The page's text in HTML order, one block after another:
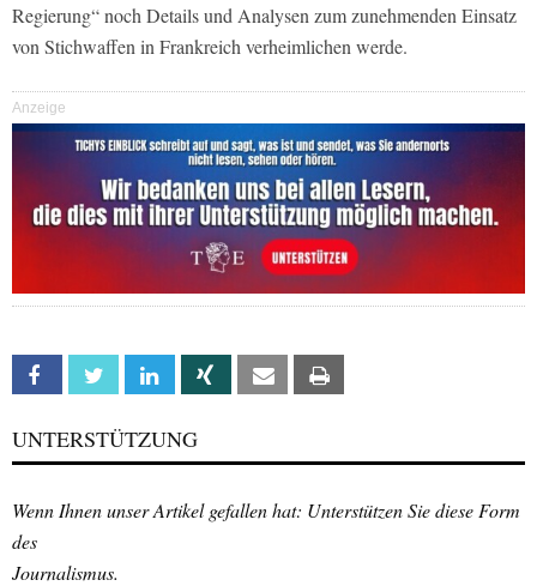
Regierung“ noch Details und Analysen zum zunehmenden Einsatz
von Stichwaffen in Frankreich verheimlichen werde.
Anzeige
Facebook Twitter Linkedin Xing Email
UNTERSTÜTZUNG
Wenn Ihnen unser Artikel gefallen hat: Unterstützen Sie diese Form
des
Journalismus.